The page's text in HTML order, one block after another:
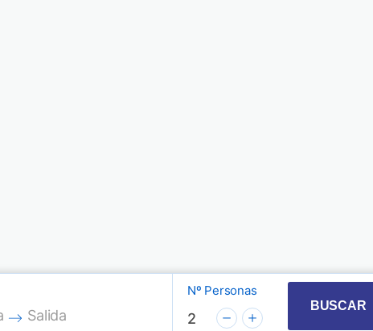
down arrow key to interact with the calendar and
Press the down arrow key to interact with the
Salida
Nº Personas
2
BUSCAR